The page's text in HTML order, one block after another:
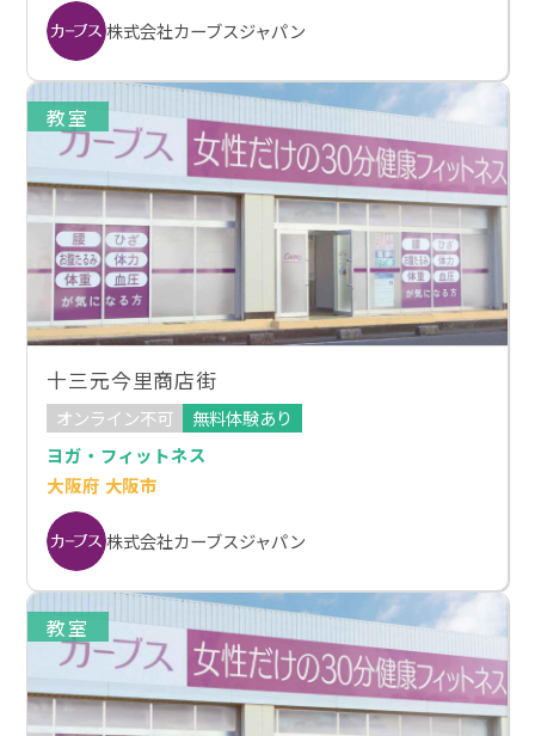
株式会社カーブスジャパン
教室
十三元今里商店街
オンライン不可
無料体験あり
ヨガ・フィットネス
大阪府 大阪市
株式会社カーブスジャパン
教室